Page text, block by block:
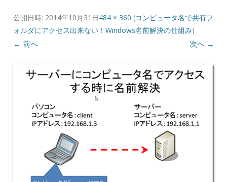
公開日時: 2014年10月31日484 × 360 (コンピュータ名で共有フ
ォルダにアクセス出来ない！Windows名前解決の仕組み)
← 前へ 次へ →